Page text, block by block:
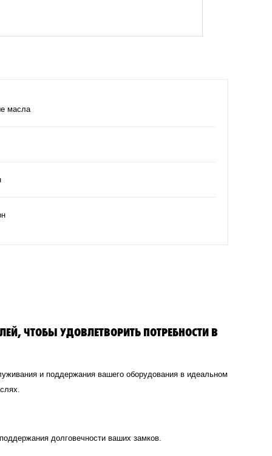
масла
ЧТОБЫ УДОВЛЕТВОРИТЬ ПОТРЕБНОСТИ В
и поддержания вашего оборудования в идеальном
долговечности ваших замков.